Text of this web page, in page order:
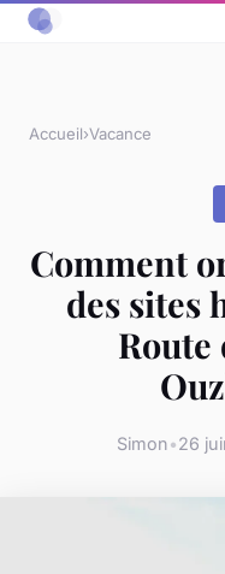
Accueil›Vacance
Comment
des sites
Route
Simon•26